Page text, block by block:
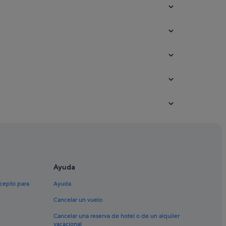
para
Ayuda
Ayuda
Cancelar un vuelo
Cancelar una reserva de hotel o de un alquiler
vacacional